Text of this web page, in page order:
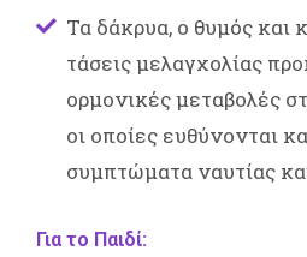
Τα δάκρυα, ο θυμός και
τάσεις μελαγχολίας
ορμονικές μεταβολές
οι οποίες ευθύνονται
συμπτώματα ναυτίας
Για το Παιδί: